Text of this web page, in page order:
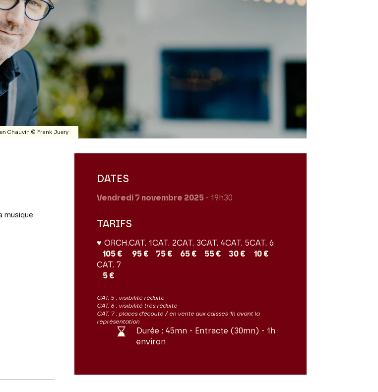
Chauvin © Frank Juery
musique
DATES
Vendredi 7 novembre 2025 - 19h30
TARIFS
♥ ORCH.
105 €
CAT. 1
95 €
CAT. 2
75 €
CAT. 3
65 €
CAT. 4
55 €
CAT. 5
30 €
CAT. 6
10 €
CAT. 7
5 €
CAT. 5 : visibilité réduite
CAT. 6 : visibilité très réduite
CAT. 7 : places d'écoute / en vente aux caisses 1h avant la
représentation
Durée : 45mn - Entracte (30mn) - 1h
environ